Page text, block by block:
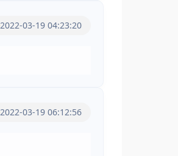
2022-03-19 04:23:20
2022-03-19 06:12:56